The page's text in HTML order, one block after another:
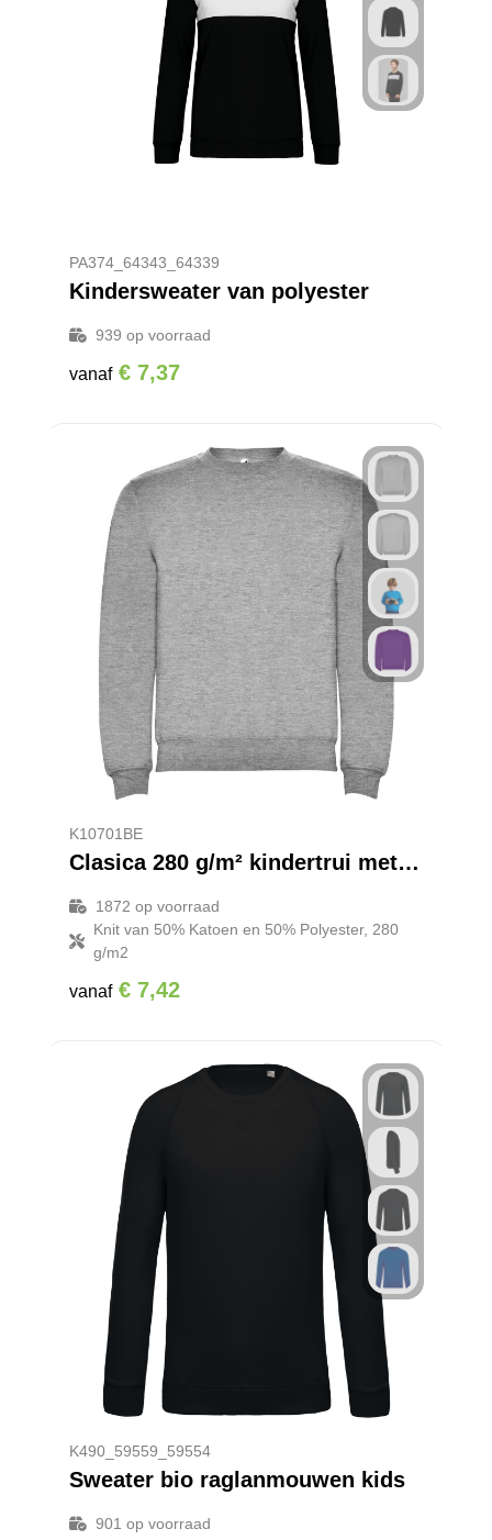
PA374_64343_64339
Kindersweater van polyester
939 op voorraad
vanaf € 7,37
K10701BE
Clasica 280 g/m² kindertrui met ronde hals
1872 op voorraad
Knit van 50% Katoen en 50% Polyester, 280
g/m2
vanaf € 7,42
K490_59559_59554
Sweater bio raglanmouwen kids
901 op voorraad